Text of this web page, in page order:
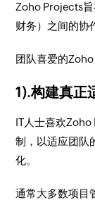
Zoho Projects
财务）之间的协
团队喜爱的
1).构建真正
IT人士喜欢
制，以适应团队
化。
通常大多数项目